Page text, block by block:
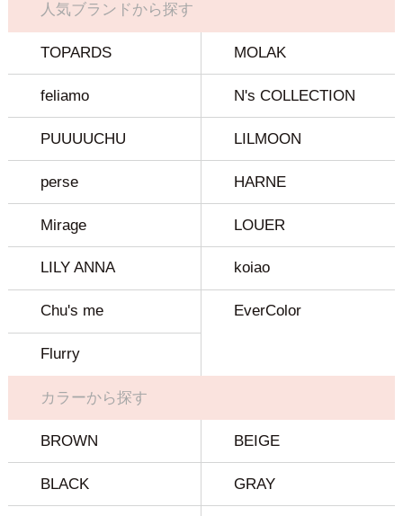
人気ブランドから探す
TOPARDS MOLAK
feliamo N's COLLECTION
PUUUUCHU LILMOON
perse HARNE
Mirage LOUER
LILY ANNA koiao
Chu's me EverColor
Flurry
カラーから探す
BROWN BEIGE
BLACK GRAY